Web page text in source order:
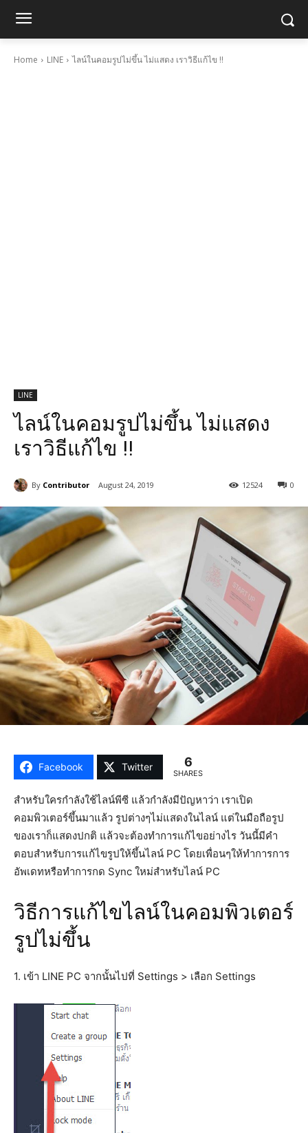
Home LINE ไลน์ในคอมรูปไม่ขึ้น ไม่แสดง เราวิธีแก้ไข !!
LINE
ไลน์ในคอมรูปไม่ขึ้น ไม่แสดง
เราวิธีแก้ไข !!
By Contributor August 24, 2019 0
12524
Facebook Twitter 6
SHARES
สำหรับใครกำลังใช้ไลน์พีซี แล้วกำลังมีปัญหาว่า เราเปิด
คอมพิวเตอร์ขึ้นมาแล้ว รูปต่างๆไม่แสดงในไลน์ แต่ในมือถือรูป
ของเราก็แสดงปกติ แล้วจะต้องทำการแก้ไขอย่างไร วันนี้มีคำ
ตอบสำหรับการแก้ไขรูปให้ขึ้นไลน์ PC โดยเพื่อนๆให้ทำการการ
อัพเดทหรือทำการกด Sync ใหม่สำหรับไลน์ PC
วิธีการแก้ไขไลน์ในคอมพิวเตอร์
รูปไม่ขึ้น
1. เข้า LINE PC จากนั้นไปที่ Settings > เลือก Settings